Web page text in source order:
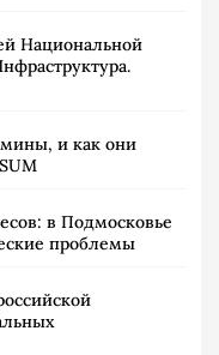
Национальной
и как они
в Подмосковье
проблемы